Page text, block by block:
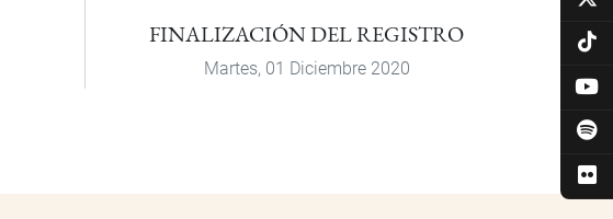
FINALIZACIÓN DEL REGISTRO
Martes, 01 Diciembre 2020